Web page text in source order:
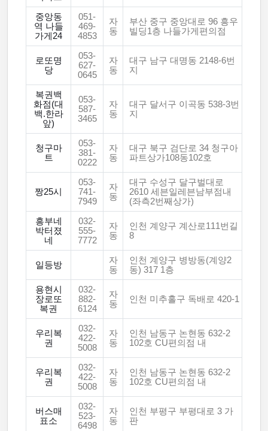
중앙동
역 나들
가게24
051-
469-
4853
자
동
부산 중구 중앙대로 96 흥우
빌딩1층 나들가게편의점
로또명
당
053-
627-
0645
자
동
대구 남구 대명동 2148-6번
지
복권백
화점(대
백.한라
앞)
053-
587-
3465
자
동
대구 달서구 이곡동 538-3번
지
청구마
트
053-
381-
0222
자
동
대구 북구 검단로 34 청구아
파트상가108동102호
짱25시
053-
741-
7949
자
동
대구 수성구 달구벌대로
2610 세븐일레븐남부점내
(좌측2번째상가)
흥부네
박터졌
네
032-
555-
7772
자
동
인천 계양구 계산로111번길
8
일등방
자
동
인천 계양구 병방동(계양2
동) 317 1층
용현시
장로또
복권
032-
882-
6124
자
동
인천 미추홀구 독배로 420-1
우리복
권
032-
422-
5008
자
동
인천 남동구 논현동 632-2
102호 CU편의점 내
우리복
권
032-
422-
5008
자
동
인천 남동구 논현동 632-2
102호 CU편의점 내
버스매
표소
032-
523-
6498
자
동
인천 부평구 부평대로 3 가
판